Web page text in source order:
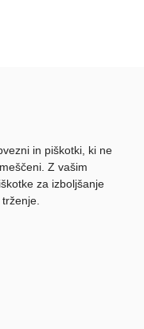
| Vse pravice pridržane.
in piškotki, ki ne
Z vašim
za izboljšanje